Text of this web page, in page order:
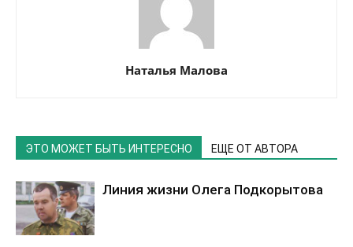
Наталья Малова
ЭТО МОЖЕТ БЫТЬ ИНТЕРЕСНО ЕЩЕ ОТ АВТОРА
Линия жизни Олега Подкорытова